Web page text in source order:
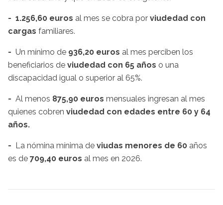
- 1.256,60 euros al mes se cobra por viudedad con
cargas familiares.
- Un mínimo de 936,20 euros al mes perciben los
beneficiarios de viudedad con 65 años o una
discapacidad igual o superior al 65%.
- Al menos 875,90 euros mensuales ingresan al mes
quienes cobren viudedad con edades entre 60 y 64
años.
- La nómina mínima de viudas menores de 60 años
es de 709,40 euros al mes en 2026.